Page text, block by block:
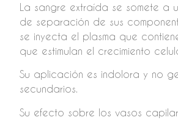
La sangre extraída se somete a
de separación de sus
se inyecta el plasma que
que estimulan el crecimiento
Su aplicación es indolora y no
secundarios.
Su efecto sobre los vasos